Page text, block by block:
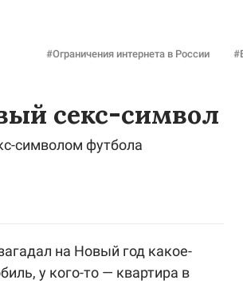
#Ограничения интернета в России
секс-символ
символом футбола
на Новый год какое-
у кого-то — квартира в